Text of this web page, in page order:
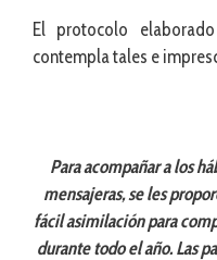
El protocolo
contempla tales e
Para acompañar a los
mensajeras, se les
fácil asimilación para
durante todo el año. Las